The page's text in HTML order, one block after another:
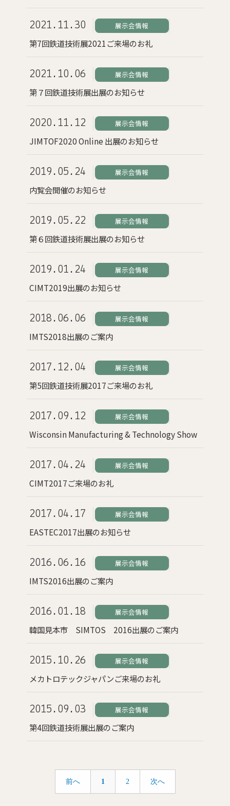
2021.11.30 展示会情報
第7回鉄道技術展2021ご来場のお礼
2021.10.06 展示会情報
第７回鉄道技術展出展のお知らせ
2020.11.12 展示会情報
JIMTOF2020 Online 出展のお知らせ
2019.05.24 展示会情報
内覧会開催のお知らせ
2019.05.22 展示会情報
第６回鉄道技術展出展のお知らせ
2019.01.24 展示会情報
CIMT2019出展のお知らせ
2018.06.06 展示会情報
IMTS2018出展のご案内
2017.12.04 展示会情報
第5回鉄道技術展2017ご来場のお礼
2017.09.12 展示会情報
Wisconsin Manufacturing & Technology Show
2017.04.24 展示会情報
CIMT2017ご来場のお礼
2017.04.17 展示会情報
EASTEC2017出展のお知らせ
2016.06.16 展示会情報
IMTS2016出展のご案内
2016.01.18 展示会情報
韓国見本市 SIMTOS 2016出展のご案内
2015.10.26 展示会情報
メカトロテックジャパンご来場のお礼
2015.09.03 展示会情報
第4回鉄道技術展出展のご案内
前へ 1 2 次へ